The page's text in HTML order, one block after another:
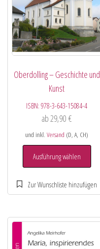
Oberdolling – Geschichte und
Kunst
ISBN:978-3-643-15084-4
ab29,90€
und inkl.Versand (D, A, CH)
Ausführung wählen